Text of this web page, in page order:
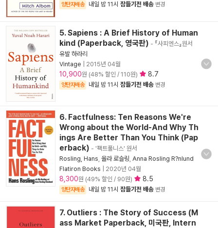
양탄자배송 내일 밤 11시 잠들기전 배송 변경
5. Sapiens : A Brief History of Human
kind (Paperback, 영국판) - 『사피엔스』원서
유발 하라리
Vintage
2015년 04월
10,900원 (48% 할인 / 110원) 8.7
양탄자배송 내일 밤 11시 잠들기전 배송 변경
6. Factfulness: Ten Reasons We're
Wrong about the World-And Why Th
ings Are Better Than You Think (Pap
erback) - '팩트풀니스' 원서
Rosling, Hans 올라 로슬링 Anna Rosling R?nlund
Flatiron Books
2020년 04월
8,300원 (49% 할인 / 90원) 8.5
양탄자배송 내일 밤 11시 잠들기전 배송 변경
7. Outliers : The Story of Success (M
ass Market Paperback, 미국판, Intern